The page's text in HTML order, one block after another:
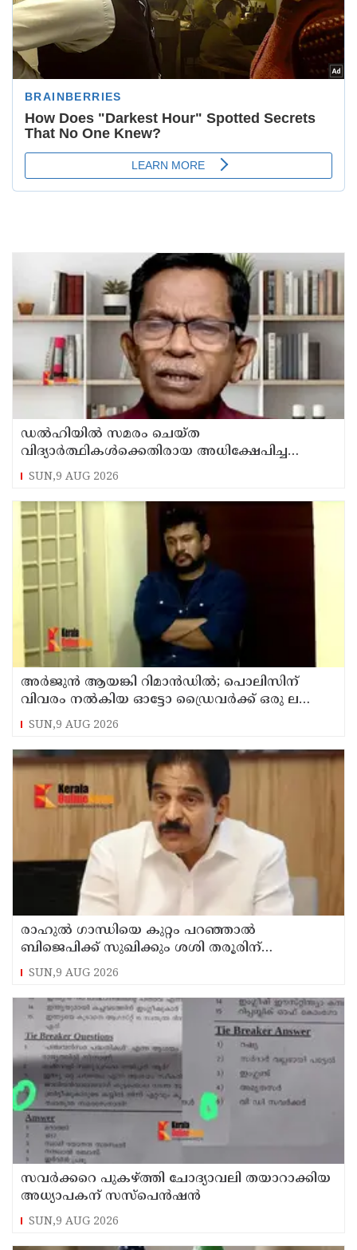
ഡൽഹിയിൽ സമരം ചെയ്ത
വിദ്യാർത്ഥികൾക്കെതിരായ അധിക്ഷേപിച്ച
കേസില്‍ സംഘപരിവാർ സഹയാത്രികൻ ടി ജി
SUN,9 AUG 2026
അര്‍ജുന്‍ ആയങ്കി റിമാന്‍ഡില്‍; പൊലിസിന്
വിവരം നൽകിയ ഓട്ടോ ഡ്രൈവർക്ക് ഒരു ലക്ഷം
പാരിതോഷികം നൽകുമെന്ന് മന്ത്രി
SUN,9 AUG 2026
രാഹുല്‍ ഗാന്ധിയെ കുറ്റം പറഞ്ഞാല്‍
ബിജെപിക്ക് സുഖിക്കും ശശി തരൂരിന്
മറുപടിയുമായി കെ സി വേണുഗോപാല്‍
SUN,9 AUG 2026
സവര്‍ക്കറെ പുകഴ്ത്തി ചോദ്യാവലി തയാറാക്കിയ
അധ്യാപകന് സസ്‌പെന്‍ഷന്‍
SUN,9 AUG 2026